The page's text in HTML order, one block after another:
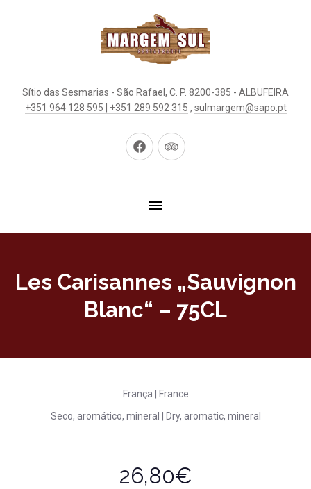
Sítio das Sesmarias - São Rafael, C. P. 8200-385 - ALBUFEIRA
+351 964 128 595 | +351 289 592 315 , sulmargem@sapo.pt
Neues Neues
Les Carisannes „Sauvignon
Blanc“ – 75CL
França | France
Seco, aromático, mineral | Dry, aromatic, mineral
26,80€